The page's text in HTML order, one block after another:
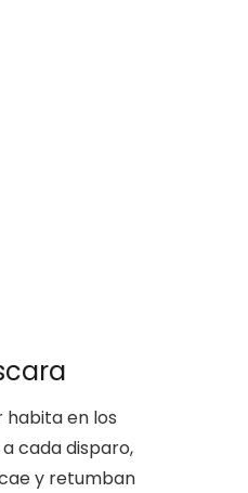
habita en los
cada disparo,
y retumban